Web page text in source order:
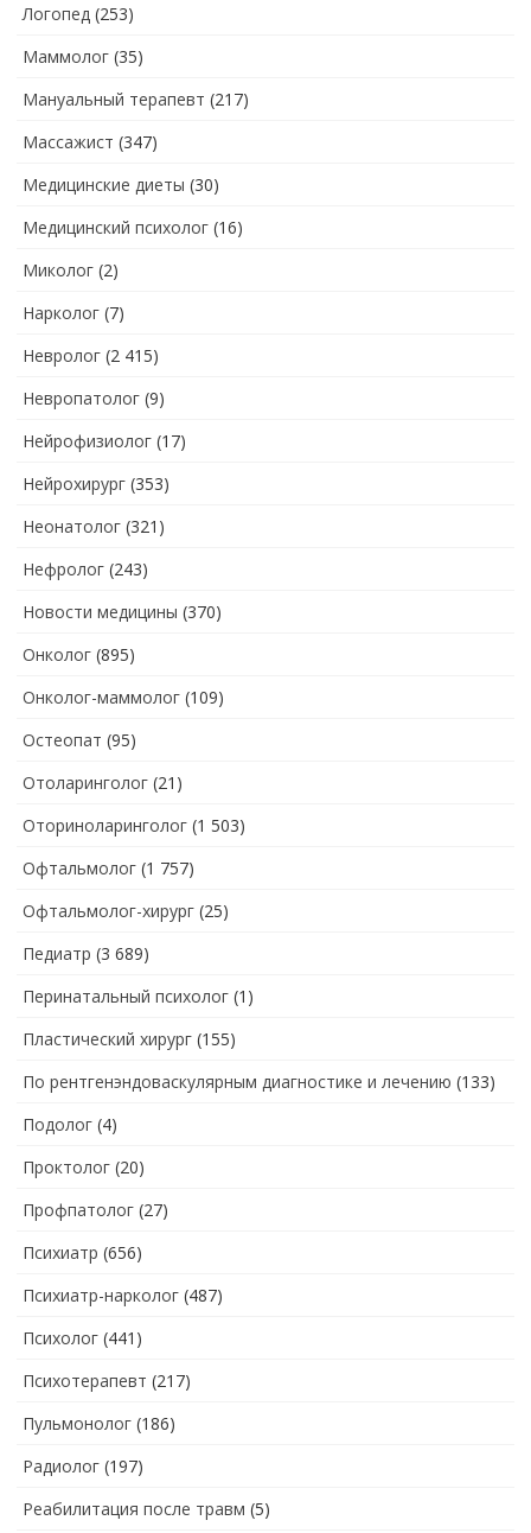
Логопед (253)
Маммолог (35)
Мануальный терапевт (217)
Массажист (347)
Медицинские диеты (30)
Медицинский психолог (16)
Миколог (2)
Нарколог (7)
Невролог (2 415)
Невропатолог (9)
Нейрофизиолог (17)
Нейрохирург (353)
Неонатолог (321)
Нефролог (243)
Новости медицины (370)
Онколог (895)
Онколог-маммолог (109)
Остеопат (95)
Отоларинголог (21)
Оториноларинголог (1 503)
Офтальмолог (1 757)
Офтальмолог-хирург (25)
Педиатр (3 689)
Перинатальный психолог (1)
Пластический хирург (155)
По рентгенэндоваскулярным диагностике и лечению (133)
Подолог (4)
Проктолог (20)
Профпатолог (27)
Психиатр (656)
Психиатр-нарколог (487)
Психолог (441)
Психотерапевт (217)
Пульмонолог (186)
Радиолог (197)
Реабилитация после травм (5)